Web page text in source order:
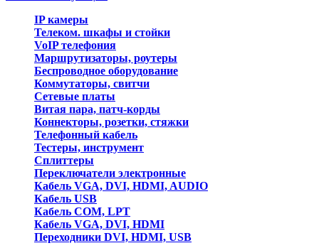
IP камеры
Телеком. шкафы и стойки
VoIP телефония
Маршрутизаторы, роутеры
Беспроводное оборудование
Коммутаторы, свитчи
Сетевые платы
Витая пара, патч-корды
Коннекторы, розетки, стяжки
Телефонный кабель
Тестеры, инструмент
Сплиттеры
Переключатели электронные
Кабель VGA, DVI, HDMI, AUDIO
Кабель USB
Кабель COM, LPT
Кабель VGA, DVI, HDMI
Переходники DVI, HDMI, USB